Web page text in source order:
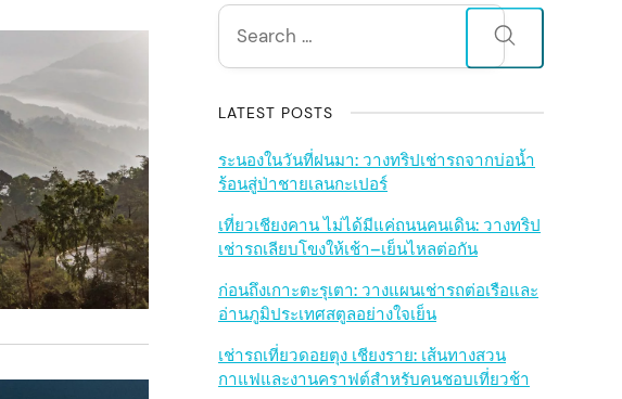
S
i
d
e
b
a
r
Search
for:
LATEST POSTS
ระนองในวันที่ฝนมา: วางทริปเช่ารถจากบ่อน้ำ
ร้อนสู่ป่าชายเลนกะเปอร์
เที่ยวเชียงคาน ไม่ได้มีแค่ถนนคนเดิน: วางทริป
เช่ารถเลียบโขงให้เช้า–เย็นไหลต่อกัน
ก่อนถึงเกาะตะรุเตา: วางแผนเช่ารถต่อเรือและ
อ่านภูมิประเทศสตูลอย่างใจเย็น
เช่ารถเที่ยวดอยตุง เชียงราย: เส้นทางสวน
กาแฟและงานคราฟต์สำหรับคนชอบเที่ยวช้า